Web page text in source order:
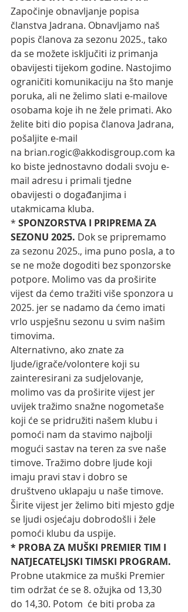
Započinje obnavljanje popisa
članstva Jadrana. Obnavljamo naš
popis članova za sezonu 2025., tako
da se možete isključiti iz primanja
obavijesti tijekom godine. Nastojimo
ograničiti komunikaciju na što manje
poruka, ali ne želimo slati e-mailove
osobama koje ih ne žele primati. Ako
želite biti dio popisa članova Jadrana,
pošaljite e-mail
na brian.rogic@akkodisgroup.com ka
ko biste jednostavno dodali svoju e-
mail adresu i primali tjedne
obavijesti o događanjima i
utakmicama kluba.
* SPONZORSTVA I PRIPREMA ZA
SEZONU 2025. Dok se pripremamo
za sezonu 2025., ima puno posla, a to
se ne može dogoditi bez sponzorske
potpore. Molimo vas da proširite
vijest da ćemo tražiti više sponzora u
2025. jer se nadamo da ćemo imati
vrlo uspješnu sezonu u svim našim
timovima.
Alternativno, ako znate za
ljude/igrače/volontere koji su
zainteresirani za sudjelovanje,
molimo vas da proširite vijest jer
uvijek tražimo snažne nogometaše
koji će se pridružiti našem klubu i
pomoći nam da stavimo najbolji
mogući sastav na teren za sve naše
timove. Tražimo dobre ljude koji
imaju pravi stav i dobro se
društveno uklapaju u naše timove.
Širite vijest jer želimo biti mjesto gdje
se ljudi osjećaju dobrodošli i žele
pomoći klubu da uspije.
* PROBA ZA MUŠKI PREMIER TIM I
NATJECATELJSKI TIMSKI PROGRAM.
Probne utakmice za muški Premier
tim održat će se 8. ožujka od 13,30
do 14,30. Potom  će biti proba za